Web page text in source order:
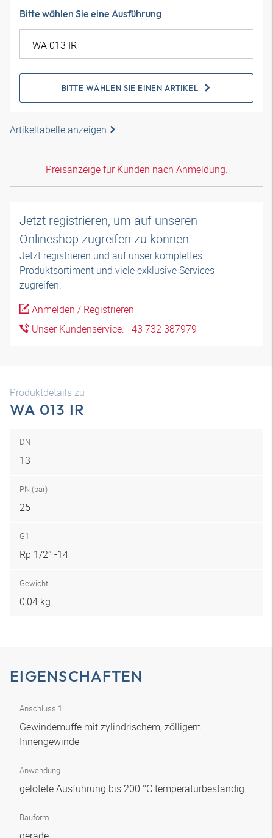
Bitte wählen Sie eine Ausführung
BITTE WÄHLEN SIE EINEN ARTIKEL
Artikeltabelle anzeigen
Preisanzeige für Kunden nach Anmeldung.
Jetzt registrieren, um auf unseren
Onlineshop zugreifen zu können.
Jetzt registrieren und auf unser komplettes
Produktsortiment und viele exklusive Services
zugreifen.
Anmelden / Registrieren
Unser Kundenservice: +43 732 387979
Produktdetails zu
WA 013 IR
DN
13
PN (bar)
25
G1
Rp 1/2″ -14
Gewicht
0,04 kg
EIGENSCHAFTEN
Anschluss 1
Gewindemuffe mit zylindrischem, zölligem
Innengewinde
Anwendung
gelötete Ausführung bis 200 °C temperaturbeständig
Bauform